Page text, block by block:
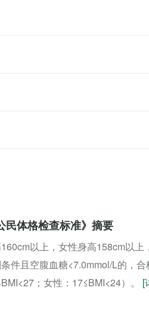
民体格检查标准》摘要
以上，女性身高158cm以
件且空腹血糖<7.0mmol/L的，
；女性：17≤BMI<24）。 [